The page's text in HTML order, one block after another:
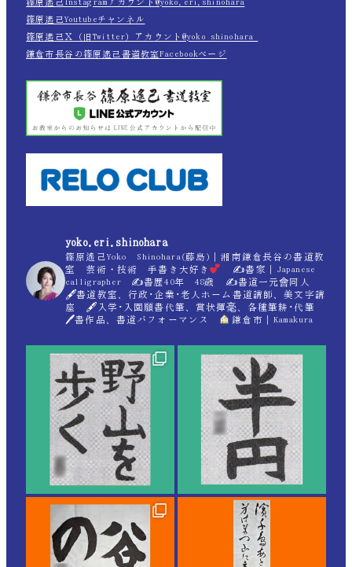
篠原遙己Instagramアカウント@yoko.eri.shinohara
篠原遙己Youtubeチャンネル
篠原遙己Ｘ（旧Twitter）アカウント@yoko_shinohara_
鎌倉市長谷の篠原遙己書道教室Facebookページ
yoko.eri.shinohara
篠原遙己Yoko Shinohara(藤島)｜湘南鎌倉長谷の書道教
室 芸術・技術 手書き大好き
✍書家｜Japanese
calligrapher ✍書歴40年 48歳 ✍書道一元會同人
🖋書道教室、行政･企業･老人ホーム書道講師、美文字講
座 🖋入学･入園願書代筆、賞状揮毫、各種筆耕･代筆
🖊書作品、書道パフォーマンス
鎌倉市｜Kamakura